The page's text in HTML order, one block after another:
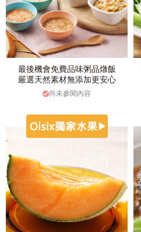
最後機會免費品味粥品燉飯
嚴選天然素材無添加更安心
尚未參閱內容